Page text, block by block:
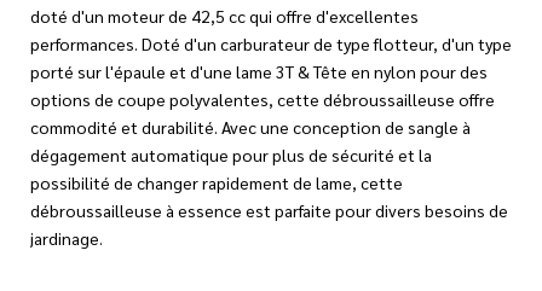
doté d'un moteur de 42,5 cc qui offre d'excellentes
performances. Doté d'un carburateur de type flotteur, d'un type
porté sur l'épaule et d'une lame 3T & Tête en nylon pour des
options de coupe polyvalentes, cette débroussailleuse offre
commodité et durabilité. Avec une conception de sangle à
dégagement automatique pour plus de sécurité et la
possibilité de changer rapidement de lame, cette
débroussailleuse à essence est parfaite pour divers besoins de
jardinage.